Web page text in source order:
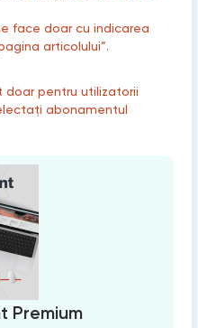
face doar cu indicarea
articolului”.
pentru utilizatorii
abonamentul
Premium